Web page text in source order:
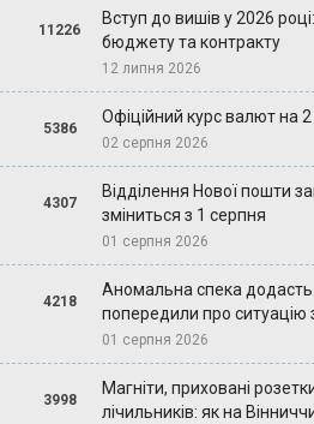
11226
Вступ до вишів у 2026
бюджету та контракту
12 липня 2026
5386
Офіційний курс валют на
02 серпня 2026
4307
Відділення Нової пошти
зміниться з 1 серпня
01 серпня 2026
4218
Аномальна спека додасть
попередили про ситуацію
01 серпня 2026
3998
Магніти, приховані
лічильників: як на